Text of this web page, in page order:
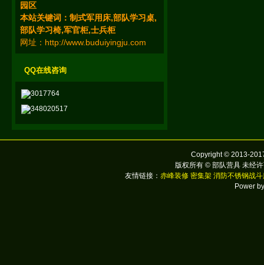
园区
本站关键词： 制式军用床,部队学习桌,
部队学习椅,军官柜,士兵柜
网址： http://www.buduiyingju.com
QQ在线咨询
3017764
348020517
Copyright © 2013-
版权所有 © 部队营具 未经
友情链接： 赤峰装修 密集架 消防不锈钢战
Power